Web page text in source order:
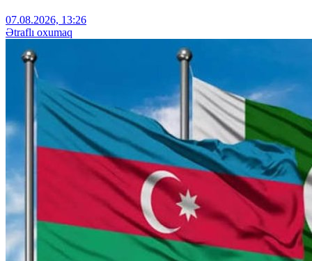
07.08.2026, 13:26
Ətraflı oxumaq